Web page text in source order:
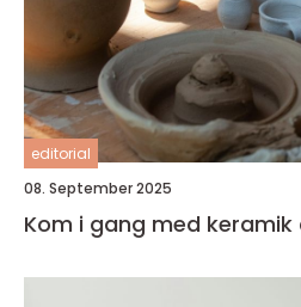
editorial
08. September 2025
Kom i gang med keramik